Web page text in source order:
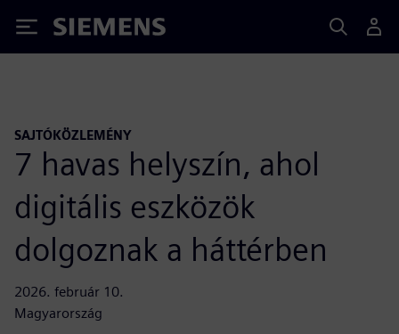
Siemens
SAJTÓKÖZLEMÉNY
7 havas helyszín, ahol
digitális eszközök
dolgoznak a háttérben
2026. február 10.
Magyarország